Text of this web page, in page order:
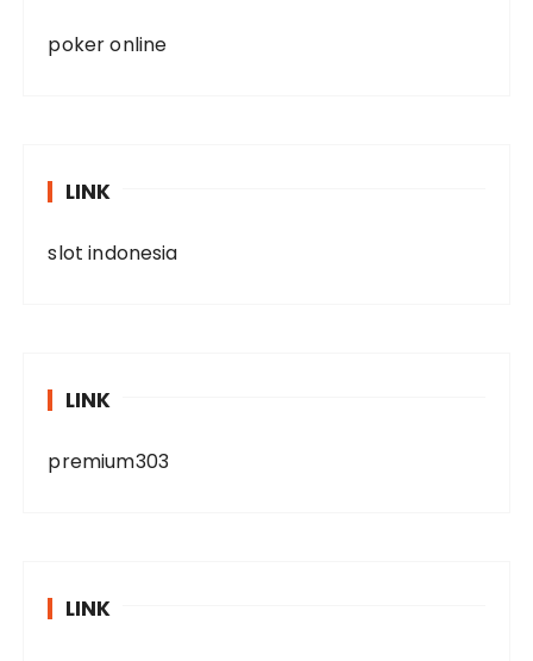
poker online
LINK
slot indonesia
LINK
premium303
LINK